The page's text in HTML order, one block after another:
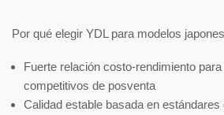
Por qué elegir YDL para modelos
Fuerte relación costo-rendimiento
competitivos de posventa
Calidad estable basada en